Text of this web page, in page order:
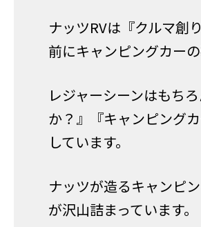
ナッツRVは『クルマ創
前にキャンピングカー
レジャーシーンはもち
か？』『キャンピング
しています。
ナッツが造るキャンピ
が沢山詰まっています。